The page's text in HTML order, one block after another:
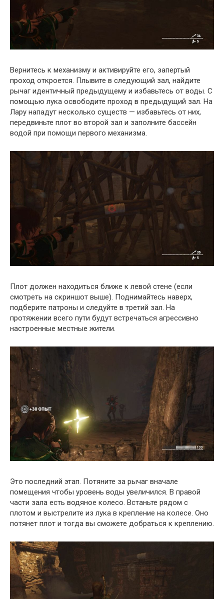
Вернитесь к механизму и активируйте его, запертый
проход откроется. Плывите в следующий зал, найдите
рычаг идентичный предыдущему и избавьтесь от воды. С
помощью лука освободите проход в предыдущий зал. На
Лару нападут несколько существ — избавьтесь от них,
передвиньте плот во второй зал и заполните бассейн
водой при помощи первого механизма.
Плот должен находиться ближе к левой стене (если
смотреть на скриншот выше). Поднимайтесь наверх,
подберите патроны и следуйте в третий зал. На
протяжении всего пути будут встречаться агрессивно
настроенные местные жители.
Это последний этап. Потяните за рычаг вначале
помещения чтобы уровень воды увеличился. В правой
части зала есть водяное колесо. Встаньте рядом с
плотом и выстрелите из лука в крепление на колесе. Оно
потянет плот и тогда вы сможете добраться к креплению.